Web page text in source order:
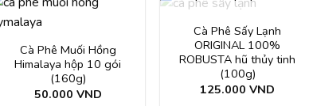
Cà Phê Muối Hồng
Himalaya hộp 10 gói
(160g)
50.000 VND
HẾT HÀNG
Cà Phê Sấy Lạnh
ORIGINAL 100%
ROBUSTA hũ thủy tinh
(100g)
125.000 VND